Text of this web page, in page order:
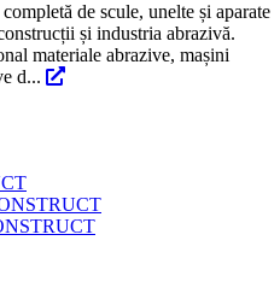
de scule, unelte și aparate
și industria abrazivă.
materiale abrazive, mașini
d...